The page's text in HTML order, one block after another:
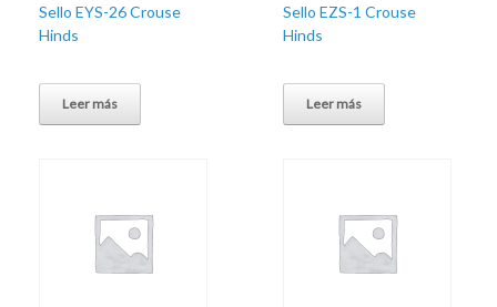
Sello EYS-26 Crouse
Hinds
Leer más
Sello EZS-1 Crouse
Hinds
Leer más